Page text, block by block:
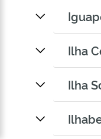
Ilha
Ilha